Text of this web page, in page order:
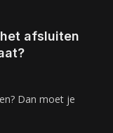
afsluiten
Dan moet je